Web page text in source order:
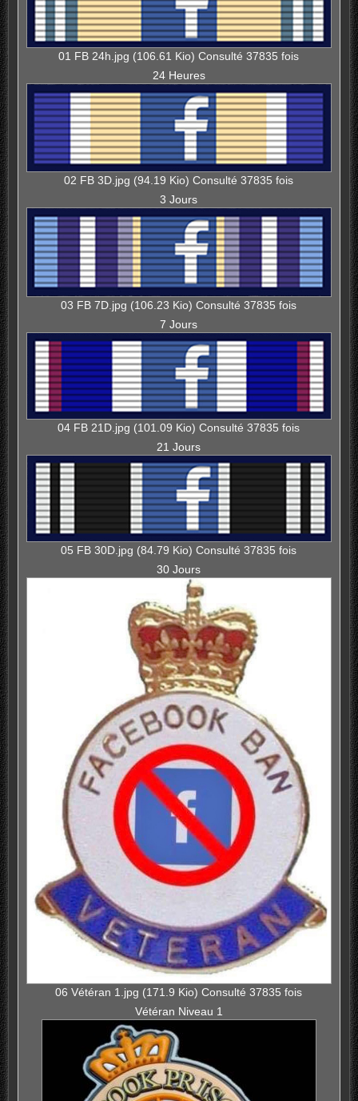
01 FB 24h.jpg (106.61 Kio) Consulté 37835 fois
24 Heures
02 FB 3D.jpg (94.19 Kio) Consulté 37835 fois
3 Jours
03 FB 7D.jpg (106.23 Kio) Consulté 37835 fois
7 Jours
04 FB 21D.jpg (101.09 Kio) Consulté 37835 fois
21 Jours
05 FB 30D.jpg (84.79 Kio) Consulté 37835 fois
30 Jours
06 Vétéran 1.jpg (171.9 Kio) Consulté 37835 fois
Vétéran Niveau 1